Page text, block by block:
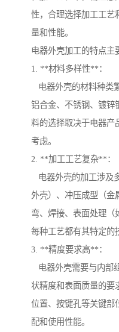
性，合理选择加工工艺
量和性能。
电器外壳加工的特点主
1. **材料多样性**：
电器外壳的材料种类
铝合金、不锈钢、镀锌
料的选择取决于电器产
考虑。
2. **加工工艺复杂**：
电器外壳的加工涉及
外壳）、冲压成型（金
弯、焊接、表面处理（
每种工艺都有其特定的
3. **精度要求高**：
电器外壳需要与内部
状精度和表面质量的要
位置、按键孔等关键部
配和使用性能。